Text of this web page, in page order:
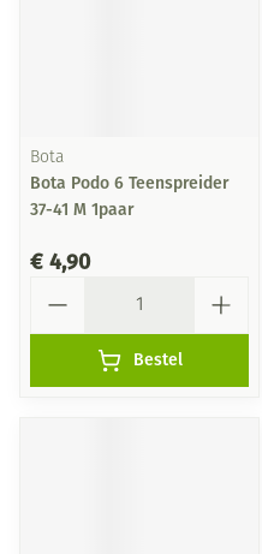
Bota
Bota Podo 6 Teenspreider
37-41 M 1paar
€ 4,90
Bestel